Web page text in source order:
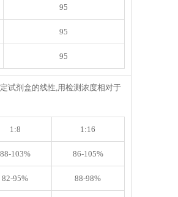
95
95
95
试剂盒的线性,用检测浓度相对于
1:8 1:16
88-103% 86-105%
82-95% 88-98%